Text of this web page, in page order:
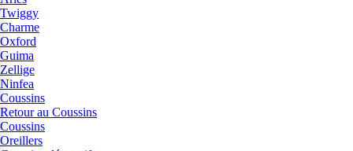
Twiggy
Charme
Oxford
Guima
Zellige
Ninfea
Coussins
Retour au Coussins
Coussins
Oreillers